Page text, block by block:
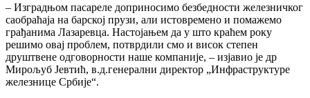
– Изградњом пасареле доприносимо безбедности железничког
саобраћаја на барској прузи, али истовремено и помажемо
грађанима Лазаревца. Настојањем да у што краћем року
решимо овај проблем, потврдили смо и висок степен
друштвене одговорности наше компаније, – изјавио је др
Мирољуб Јевтић, в.д.генерални директор „Инфраструктуре
железнице Србије“.